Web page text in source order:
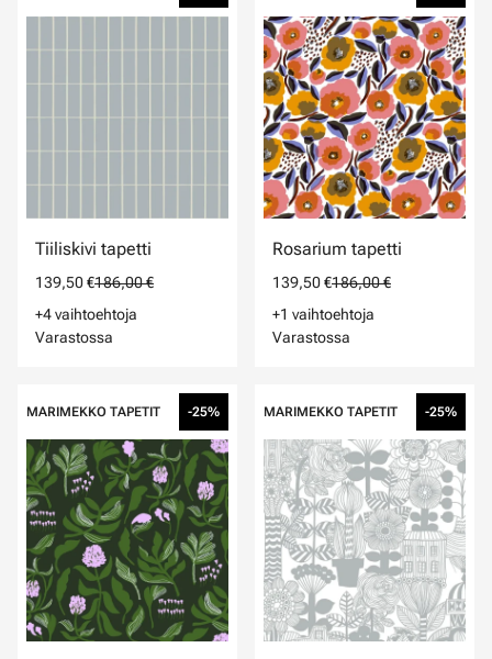
Tiiliskivi tapetti
139,50 €186,00 €
+4 vaihtoehtoja
Varastossa
Rosarium tapetti
139,50 €186,00 €
+1 vaihtoehtoja
Varastossa
MARIMEKKO TAPETIT -25% MARIMEKKO TAPETIT -25%